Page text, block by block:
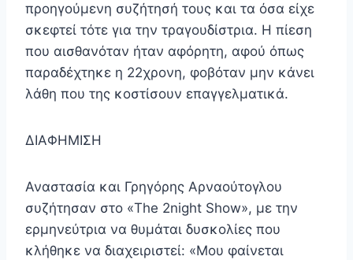
προηγούμενη συζήτησή τους και τα όσα είχε
σκεφτεί τότε για την τραγουδίστρια. Η πίεση
που αισθανόταν ήταν αφόρητη, αφού όπως
παραδέχτηκε η 22χρονη, φοβόταν μην κάνει
λάθη που της κοστίσουν επαγγελματικά.
ΔΙΑΦΗΜΙΣΗ
Αναστασία και Γρηγόρης Αρναούτογλου
συζήτησαν στο «The 2night Show», με την
ερμηνεύτρια να θυμάται δυσκολίες που
κλήθηκε να διαχειριστεί: «Μου φαίνεται